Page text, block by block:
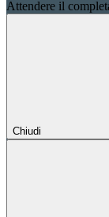
Attendere il
Chiudi